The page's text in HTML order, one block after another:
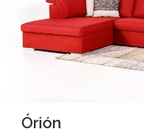
Órión